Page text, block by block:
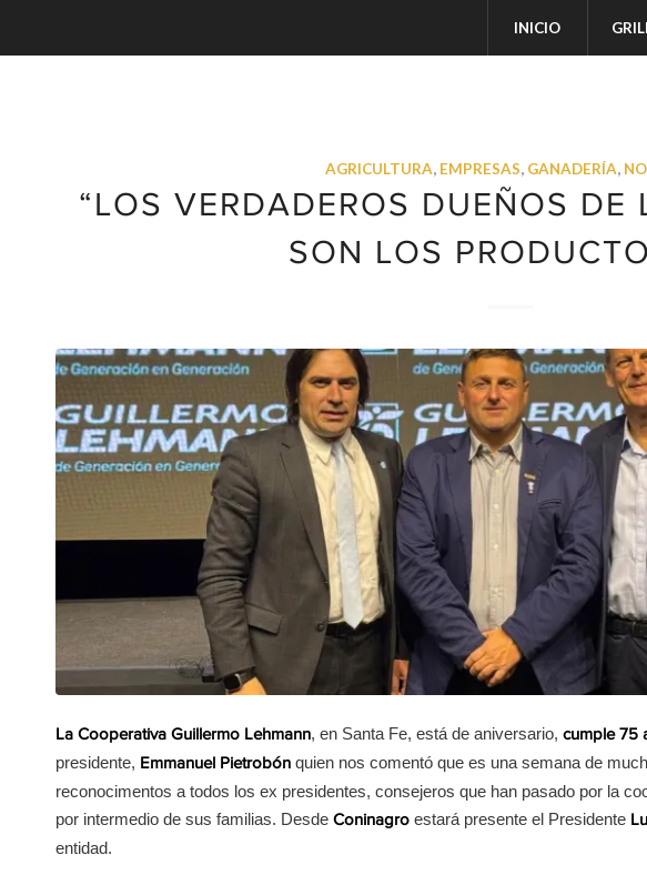
INICIO
AGRICULTURA, EMPRESAS, GANADERÍA,
“LOS VERDADEROS DUEÑOS DE
SON LOS
La Cooperativa Guillermo Lehmann, en Santa Fe, está de aniversario, cumple 75
presidente, Emmanuel Pietrobón quien nos comentó que es una semana de
reconocimentos a todos los ex presidentes, consejeros que han pasado por la
por intermedio de sus familias. Desde Coninagro estará presente el Presidente
entidad.